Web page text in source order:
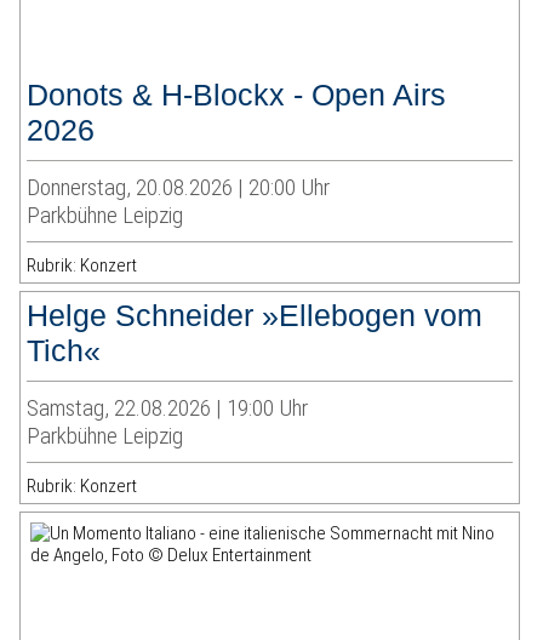
Donots & H-Blockx - Open Airs
2026
Donnerstag, 20.08.2026 | 20:00 Uhr
Parkbühne Leipzig
Rubrik: Konzert
Helge Schneider »Ellebogen vom
Tich«
Samstag, 22.08.2026 | 19:00 Uhr
Parkbühne Leipzig
Rubrik: Konzert